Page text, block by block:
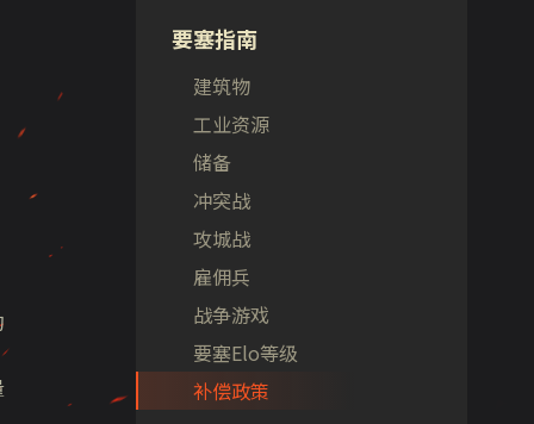
要塞指南
建筑物
工业资源
储备
冲突战
攻城战
雇佣兵
战争游戏
要塞Elo等级
补偿政策